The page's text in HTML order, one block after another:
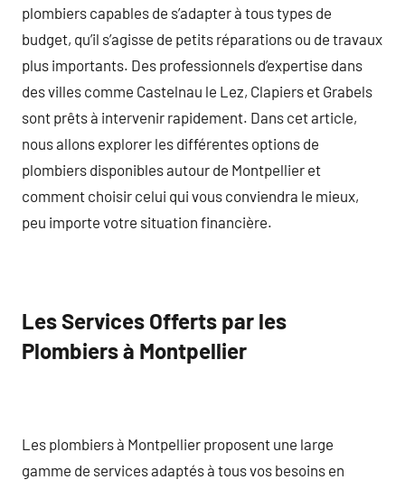
plombiers capables de s’adapter à tous types de
budget, qu’il s’agisse de petits réparations ou de travaux
plus importants. Des professionnels d’expertise dans
des villes comme Castelnau le Lez, Clapiers et Grabels
sont prêts à intervenir rapidement. Dans cet article,
nous allons explorer les différentes options de
plombiers disponibles autour de Montpellier et
comment choisir celui qui vous conviendra le mieux,
peu importe votre situation financière.
Les Services Offerts par les
Plombiers à Montpellier
Les plombiers à Montpellier proposent une large
gamme de services adaptés à tous vos besoins en